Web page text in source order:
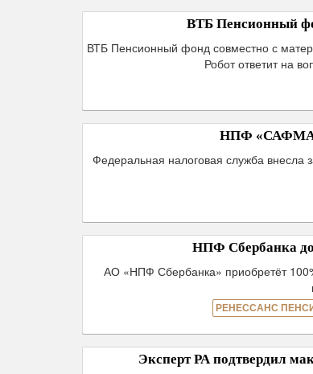
ВТБ Пенсионный
ВТБ Пенсионный фонд совместно с
Робот ответит на
НПФ
Федеральная налоговая служба внесла
НПФ Сбербанка
АО «НПФ Сбербанка» приобретёт
РЕНЕССАНС
Эксперт РА подтвердил